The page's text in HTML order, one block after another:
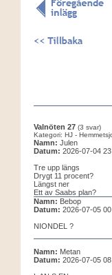
Valnöten 27 (3 svar)
Kategori: HJ -
Namn: Julen
Datum: 2026-07-04
Tre upp längs
Drygt 11 procent?
Längst ner
Ett av Saabs plan?
Namn: Bebop
Datum: 2026-07-05
NIONDEL ?
Namn: Metan
Datum: 2026-07-05